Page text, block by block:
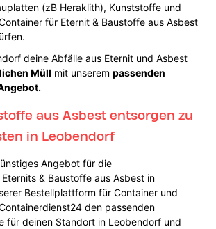
(zB Heraklith), Kunststoffe und
für Eternit & Baustoffe aus Asbest
deine Abfälle aus Eternit und Asbest
Müll mit unserempassenden
aus Asbest entsorgen zu
in Leobendorf
Angebot für die
& Baustoffe aus Asbest in
Bestellplattform für Container und
den passenden
für deinen Standort in Leobendorf und